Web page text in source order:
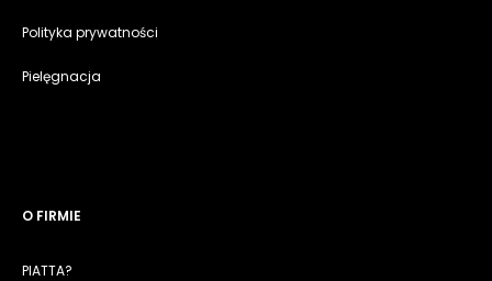
Polityka prywatności
Pielęgnacja
O FIRMIE
PIATTA?